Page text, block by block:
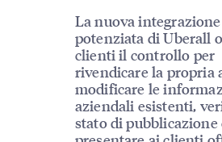
La nuova integrazione
potenziata di Uberall
clienti il controllo per
rivendicare la propria
modificare le
aziendali esistenti,
stato di pubblicazione